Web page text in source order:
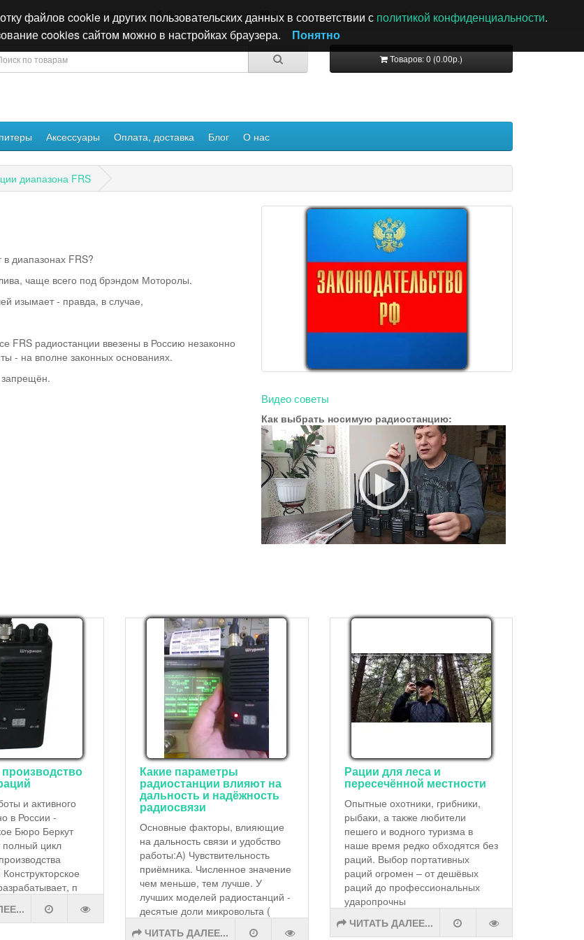
+7 495 196-63-51 Личный кабинет Закладки (0) Корзина Оформление заказа
Товаров: 0 (0.00р.)
Аксессуары Оплата, доставка Блог О нас
диапазона FRS
диапазонах FRS?
чаще всего под брэндом Моторолы.
изымает - правда, в случае,
FRS радиостанции ввезены в Россию незаконно
- на вполне законных основаниях.
запрещён.
Видео советы
Как выбрать носимую радиостанцию:
и активного
в России -
Бюро Беркут
полный цикл
п
Какие параметры
радиостанции влияют на
дальность и надёжность
радиосвязи
Основные факторы, влияющие
на дальность связи и удобство
работы:А) Чувствительность
приёмника. Численное значение
чем меньше, тем лучше. У
лучших моделей радиостанций -
десятые доли микровольта (
ЧИТАТЬ ДАЛЕЕ...
Рации для леса и
пересечённой местности
Опытные охотники, грибники,
рыбаки, а также любители
пешего и водного туризма в
наше время редко обходятся без
раций. Выбор портативных
раций огромен – от дешёвых
раций до профессиональных
ударопрочны
ЧИТАТЬ ДАЛЕЕ...
файлов cookie и других пользовательских данных в соответствии с политикой конфиденциальности.
cookies сайтом можно в настройках браузера.
Понятно